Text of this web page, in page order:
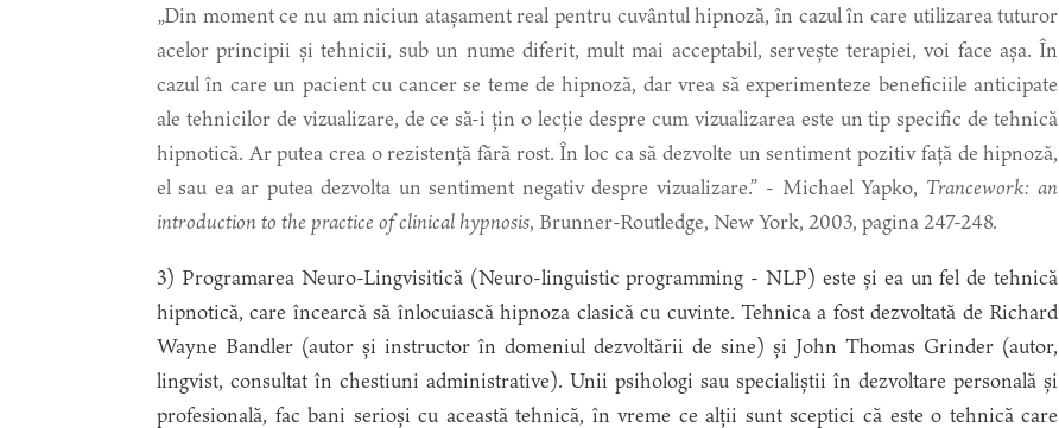
„Din moment ce nu am niciun atașament real pentru cuvântul hipnoză, în cazul în care utilizarea tuturor
acelor principii și tehnicii, sub un nume diferit, mult mai acceptabil, servește terapiei, voi face așa. În
cazul în care un pacient cu cancer se teme de hipnoză, dar vrea să experimenteze beneficiile anticipate
ale tehnicilor de vizualizare, de ce să-i țin o lecție despre cum vizualizarea este un tip specific de tehnică
hipnotică. Ar putea crea o rezistență fără rost. În loc ca să dezvolte un sentiment pozitiv față de hipnoză,
el sau ea ar putea dezvolta un sentiment negativ despre vizualizare.” - Michael Yapko, Trancework: an
introduction to the practice of clinical hypnosis, Brunner-Routledge, New York, 2003, pagina 247-248.
3) Programarea Neuro-Lingvisitică (Neuro-linguistic programming - NLP) este și ea un fel de tehnică
hipnotică, care încearcă să înlocuiască hipnoza clasică cu cuvinte. Tehnica a fost dezvoltată de Richard
Wayne Bandler (autor și instructor în domeniul dezvoltării de sine) și John Thomas Grinder (autor,
lingvist, consultat în chestiuni administrative). Unii psihologi sau specialiștii în dezvoltare personală și
profesională, fac bani serioși cu această tehnică, în vreme ce alții sunt sceptici că este o tehnică care